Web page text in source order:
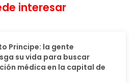
interesar
Principe: la gente
su vida para buscar
médica en la capital de